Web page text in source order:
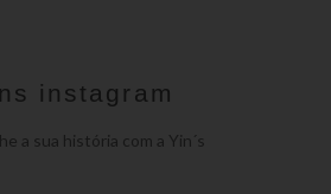
instagram
a sua história com a Yin´s